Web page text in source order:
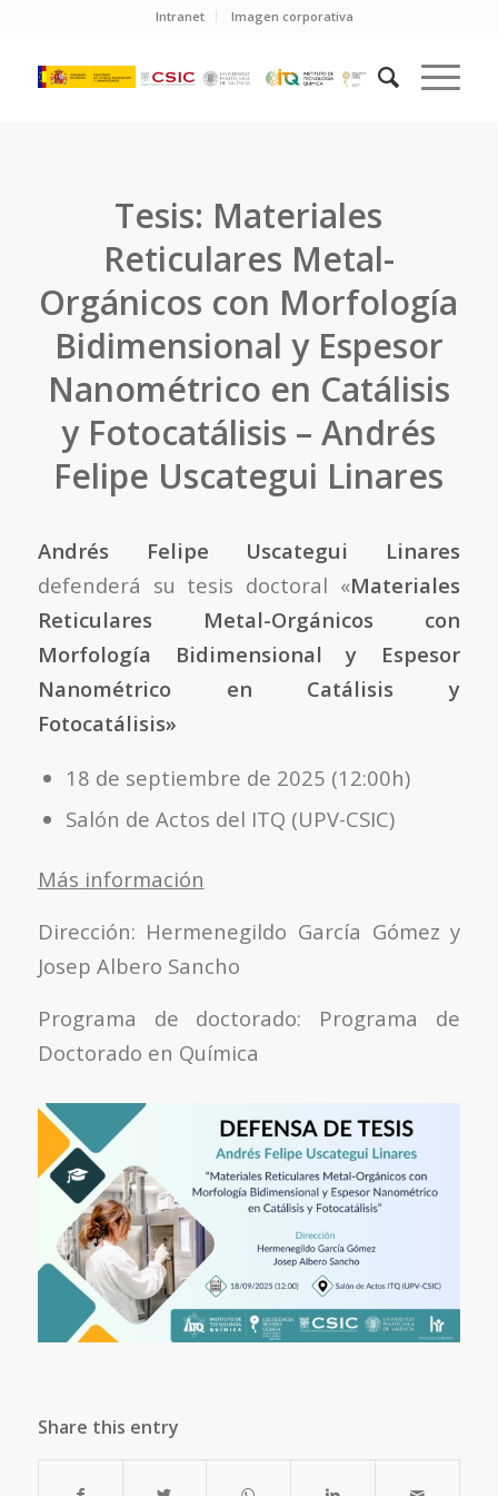
Intranet Imagen corporativa
Tesis: Materiales
Reticulares Metal-
Orgánicos con Morfología
Bidimensional y Espesor
Nanométrico en Catálisis
y Fotocatálisis – Andrés
Felipe Uscategui Linares
Andrés Felipe Uscategui Linares
defenderá su tesis doctoral «Materiales
Reticulares Metal-Orgánicos con
Morfología Bidimensional y Espesor
Nanométrico en Catálisis y
Fotocatálisis»
18 de septiembre de 2025 (12:00h)
Salón de Actos del ITQ (UPV-CSIC)
Más información
Dirección: Hermenegildo García Gómez y
Josep Albero Sancho
Programa de doctorado: Programa de
Doctorado en Química
Share this entry